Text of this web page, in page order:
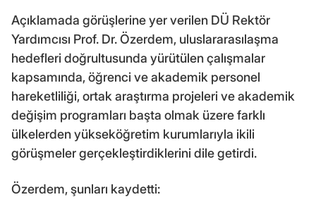
Açıklamada görüşlerine yer verilen DÜ Rektör
Yardımcısı Prof. Dr. Özerdem, uluslararasılaşma
hedefleri doğrultusunda yürütülen çalışmalar
kapsamında, öğrenci ve akademik personel
hareketliliği, ortak araştırma projeleri ve akademik
değişim programları başta olmak üzere farklı
ülkelerden yükseköğretim kurumlarıyla ikili
görüşmeler gerçekleştirdiklerini dile getirdi.
Özerdem, şunları kaydetti: